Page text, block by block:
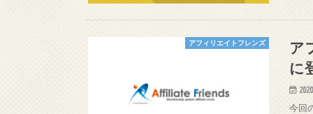
アフィリエイトフレンズ
ア
に
今回